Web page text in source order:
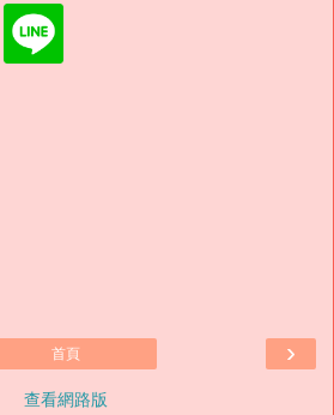
›
首頁
查看網路版